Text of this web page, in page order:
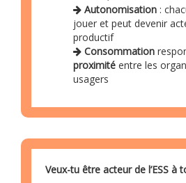
Autonomisation :
jouer et peut devenir
productif
Consommation
proximité entre les
usagers
Veux-tu être acteur de l’ESS à